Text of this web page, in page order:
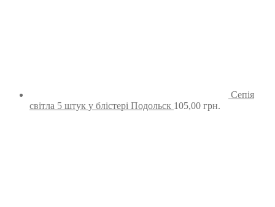
Сепія
світла 5 штук у блістері Подольск 105,00 грн.